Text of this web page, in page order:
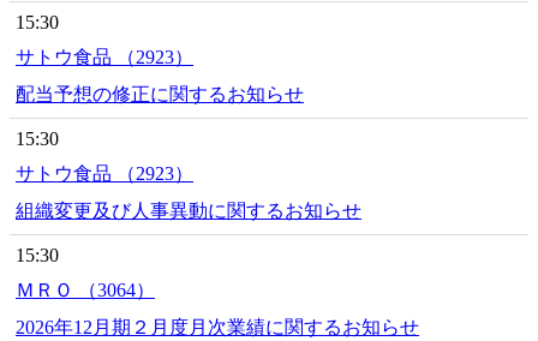
15:30
サトウ食品 （2923）
配当予想の修正に関するお知らせ
15:30
サトウ食品 （2923）
組織変更及び人事異動に関するお知らせ
15:30
ＭＲＯ （3064）
2026年12月期２月度月次業績に関するお知らせ